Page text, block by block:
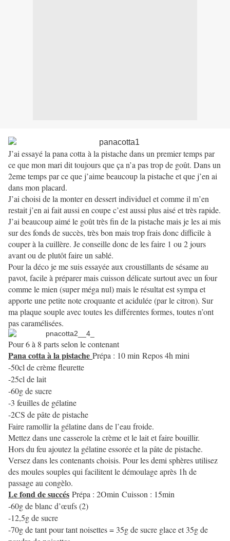
J’ai essayé la pana cotta à la pistache dans un premier temps par
ce que mon mari dit toujours que ça n’a pas trop de goût. Dans un
2eme temps par ce que j’aime beaucoup la pistache et que j’en ai
dans mon placard.
J’ai choisi de la monter en dessert individuel et comme il m’en
restait j’en ai fait aussi en coupe c’est aussi plus aisé et très rapide.
J’ai beaucoup aimé le goût très fin de la pistache mais je les ai mis
sur des fonds de succès, très bon mais trop frais donc difficile à
couper à la cuillère. Je conseille donc de les faire 1 ou 2 jours
avant ou de plutôt faire un sablé.
Pour la déco je me suis essayée aux croustillants de sésame au
pavot, facile à préparer mais cuisson délicate surtout avec un four
comme le mien (super méga nul) mais le résultat est sympa et
apporte une petite note croquante et acidulée (par le citron). Sur
ma plaque souple avec toutes les différentes formes, toutes n’ont
pas caramélisées.
Pour 6 à 8 parts selon le contenant
Pana cotta à la pistache Prépa : 10 min Repos 4h mini
-50cl de crème fleurette
-25cl de lait
-60g de sucre
-3 feuilles de gélatine
-2CS de pâte de pistache
Faire ramollir la gélatine dans de l’eau froide.
Mettez dans une casserole la crème et le lait et faire bouillir.
Hors du feu ajoutez la gélatine essorée et la pâte de pistache.
Versez dans les contenants choisis. Pour les demi sphères utilisez
des moules souples qui facilitent le démoulage après 1h de
passage au congèlo.
Le fond de succés Prépa : 2Omin Cuisson : 15min
-60g de blanc d’œufs (2)
-12,5g de sucre
-70g de tant pour tant noisettes = 35g de sucre glace et 35g de